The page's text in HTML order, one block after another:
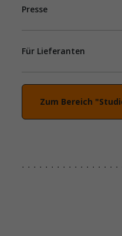
Presse
Für Lieferanten
Zum Bereich